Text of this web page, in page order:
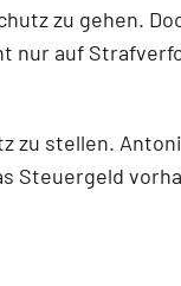
zu gehen.
auf
zu stellen.